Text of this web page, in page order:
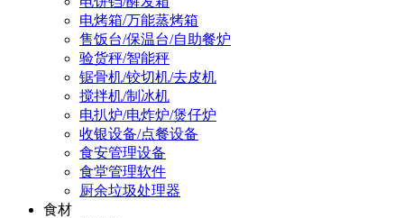
电烤箱/万能蒸烤箱
售饭台/保温台/自助餐炉
验货秤/智能秤
锯骨机/铰切机/去皮机
搅拌机/制冰机
电扒炉/电炸炉/煲仔炉
收银设备/点餐设备
食安管理设备
食堂管理软件
厨余垃圾处理器
食材